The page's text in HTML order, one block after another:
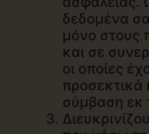
δεδομένα
μόνο στους
και σε
οι οποίες
προσεκτικά
σύμβαση εκ